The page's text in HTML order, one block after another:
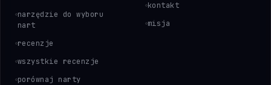
narzędzie do wyboru
nart
recenzje
wszystkie recenzje
porównaj narty
kontakt
misja